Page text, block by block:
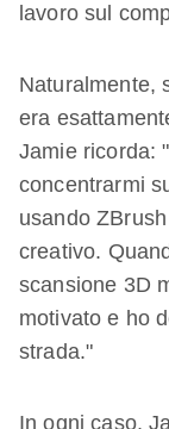
lavoro sul
Naturalmente,
era
Jamie ricorda:
concentrarmi
usando
creativo.
scansione 3D
motivato e ho
strada."
In ogni caso,